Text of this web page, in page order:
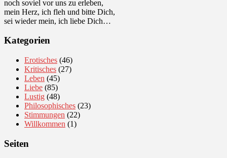
noch soviel vor uns zu erleben,
mein Herz, ich fleh und bitte Dich,
sei wieder mein, ich liebe Dich…
Kategorien
Erotisches (46)
Kritisches (27)
Leben (45)
Liebe (85)
Lustig (48)
Philosophisches (23)
Stimmungen (22)
Willkommen (1)
Seiten